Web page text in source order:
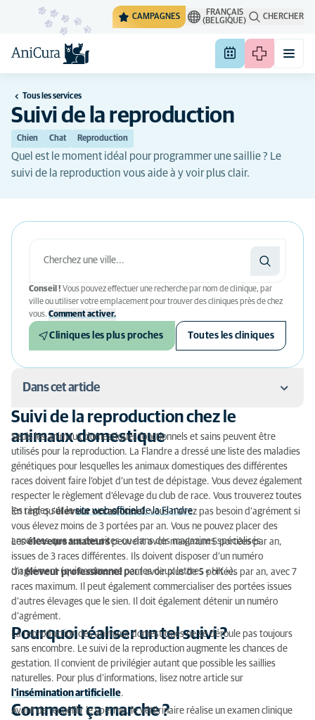
CAMPAGNES
FRANÇAIS
(BELGIQUE)
CHERCHER
Tous les services
Suivi de la reproduction
Chien Chat Reproduction
Quel est le moment idéal pour programmer une saillie ? Le
suivi de la reproduction vous aide à y voir plus clair.
Conseil ! Vous pouvez effectuer une recherche par nom de clinique, par
ville ou utiliser votre emplacement pour trouver des cliniques près de chez
vous. Comment activer.
Cliniques les plus proches Toutes les cliniques
Dans cet article
Suivi de la reproduction chez le animaux
domestique
Pourquoi réaliser un tel suivi ?
Comment ça marche ?
Suivi de la reproduction chez le
animaux domestique
Seuls les animaux domestiques fonctionnels et sains peuvent être
utilisés pour la reproduction. La Flandre a dressé une liste des maladies
génétiques pour lesquelles les animaux domestiques des différentes
races doivent faire l’objet d’un test de dépistage. Vous devez également
respecter le règlement d’élevage du club de race. Vous trouverez toutes
les règles sur lesite web officiel de la Flandre.
En tant qu'éleveur occasionnel, vous n'avez pas besoin d’agrément si
vous élevez moins de 3 portées par an. Vous ne pouvez placer des
annonces que sur des sites ou dans des magazines spécialisés.
Leséleveurs amateurspeuvent avoir maximum 5 portées par an,
issues de 3 races différentes. Ils doivent disposer d’un numéro
d’agrément (qui commence par les deux lettres « HK »).
Unéleveur professionnel peut avoir plus de 5 portées par an, avec 7
races maximum. Il peut également commercialiser des portées issues
d’autres élevages que le sien. Il doit également détenir un numéro
d’agrément.
Pourquoi réaliser un tel suivi ?
La reproduction des animaux domestiques ne se déroule pas toujours
sans encombre. Le suivi de la reproduction augmente les chances de
gestation. Il convient de privilégier autant que possible les saillies
naturelles. Pour plus d’informations, lisez notre article sur
l'insémination artificielle.
Comment ça marche ?
Avant de recueillir le sperme, le vétérinaire réalise un examen clinique